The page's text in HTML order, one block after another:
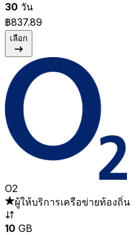
30 วัน
฿837.89
เลือก
O2
ผู้ให้บริการเครือข่ายท้องถิ่น
10 GB